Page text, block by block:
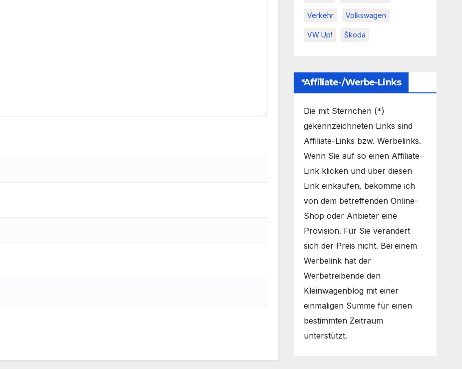
Verkehr Volkswagen
VW Up! Škoda
*Affiliate-/Werbe-Links
Die mit Sternchen (*)
gekennzeichneten Links sind
Affiliate-Links bzw. Werbelinks.
Wenn Sie auf so einen Affiliate-
Link klicken und über diesen
Link einkaufen, bekomme ich
von dem betreffenden Online-
Shop oder Anbieter eine
Provision. Für Sie verändert
sich der Preis nicht. Bei einem
Werbelink hat der
Werbetreibende den
Kleinwagenblog mit einer
einmaligen Summe für einen
bestimmten Zeitraum
unterstützt.